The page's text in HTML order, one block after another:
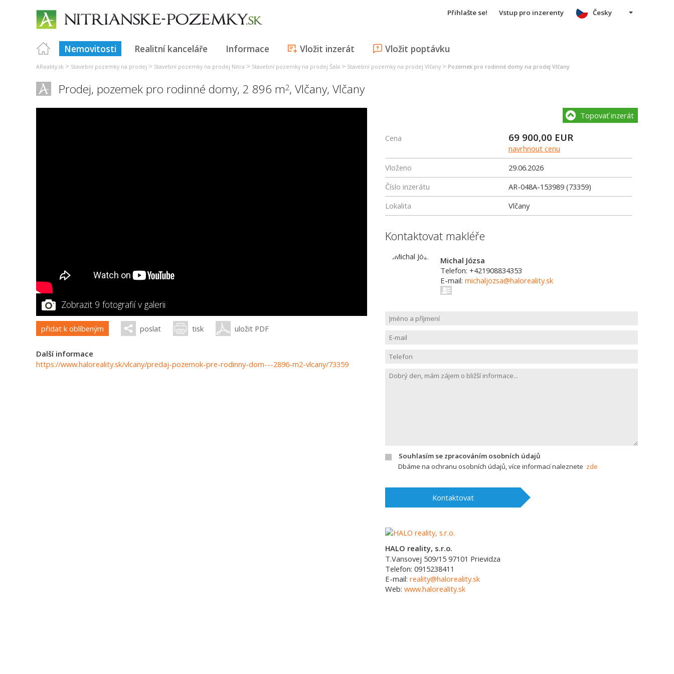
Přihlašte se! Vstup pro inzerenty
Nemovitosti Realitní kanceláře Informace Vložit inzerát Vložit poptávku
Česky
AReality.sk > Stavební pozemky na prodej > Stavební pozemky na prodej Nitra > Stavební pozemky na prodej Šaľa > Stavební pozemky na prodej Vlčany > Pozemek pro rodinné domy na prodej Vlčany
Prodej, pozemek pro rodinné domy, 2 896 m2, Vlčany, Vlčany
Zobrazit 9 fotografií v galerii
přidat k oblíbeným poslat tisk uložit PDF
Další informace
https://www.haloreality.sk/vlcany/predaj-pozemok-pre-rodinny-dom---2896-m2-vlcany/73359
Topovať inzerát
Cena 69 900,00 EUR
navrhnout cenu
Vloženo
29.06.2026
Číslo inzerátu
AR-048A-153989 (73359)
Lokalita
Vlčany
Kontaktovat makléře
Michal Józsa
Telefon: +421908834353
E-mail: michaljozsa@haloreality.sk
Souhlasím se zpracováním osobních údajů
Dbáme na ochranu osobních údajů, více informací naleznete zde
Kontaktovat
HALO reality, s.r.o.
T.Vansovej 509/15 97101 Prievidza
Telefon: 0915238411
E-mail: reality@haloreality.sk
Web: www.haloreality.sk